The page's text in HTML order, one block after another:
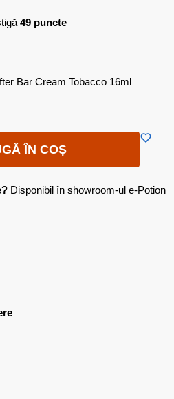
49 puncte
Bar Cream Tobacco 16ml
ÎN COȘ
Disponibil în showroom-ul e-Potion